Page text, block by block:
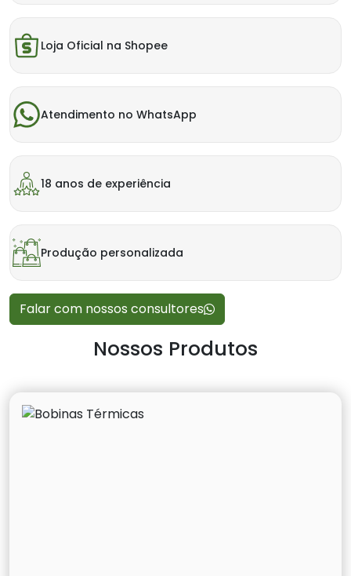
Loja Oficial na Shopee
Atendimento no WhatsApp
18 anos de experiência
Produção personalizada
Falar com nossos consultores
Nossos Produtos